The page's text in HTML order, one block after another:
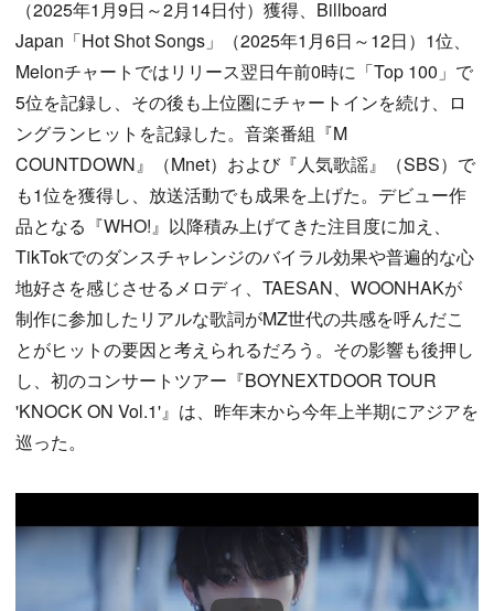
（2025年1月9日～2月14日付）獲得、Billboard
Japan「Hot Shot Songs」（2025年1月6日～12日）1位、
Melonチャートではリリース翌日午前0時に「Top 100」で
5位を記録し、その後も上位圏にチャートインを続け、ロ
ングランヒットを記録した。音楽番組『M
COUNTDOWN』（Mnet）および『人気歌謡』（SBS）で
も1位を獲得し、放送活動でも成果を上げた。デビュー作
品となる『WHO!』以降積み上げてきた注目度に加え、
TikTokでのダンスチャレンジのバイラル効果や普遍的な心
地好さを感じさせるメロディ、TAESAN、WOONHAKが
制作に参加したリアルな歌詞がMZ世代の共感を呼んだこ
とがヒットの要因と考えられるだろう。その影響も後押し
し、初のコンサートツアー『BOYNEXTDOOR TOUR
'KNOCK ON Vol.1'』は、昨年末から今年上半期にアジアを
巡った。